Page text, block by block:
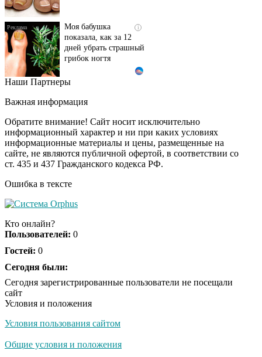
i
Моя бабушка
показала, как за 12
дней убрать страшный
грибок ногтя
Этот танец невесты
Пересмотрела 10 раз
i
Ролик длится пару
секунд, но вы будете в
шоке от увиденного
Ролик из Омска: вы
Ржу не переставая, это
не раз
Скрытая камера на
люди вытворяют, когда
Наши Партнеры
Важная информация
Обратите внимание! Сайт носит исключительно
информационный характер и ни при каких условиях
информационные материалы и цены, размещенные на
сайте, не являются публичной офертой, в соответствии со
ст. 435 и 437 Гражданского кодекса РФ.
Ошибка в тексте
Кто онлайн?
Пользователей: 0
Гостей: 0
Сегодня были:
Сегодня зарегистрированные пользователи не посещали
сайт
Условия и положения
Условия пользования сайтом
Общие условия и положения